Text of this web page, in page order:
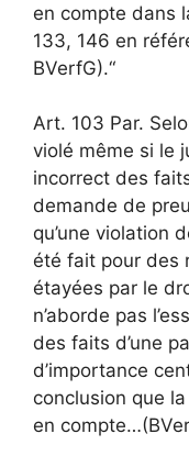
en compte dans
133, 146 en
BVerfG).“
Art. 103 Par.
violé même si le
incorrect des
demande de
qu’une violation
été fait pour des
étayées par le
n’aborde pas
des faits d’une
d’importance
conclusion que
en